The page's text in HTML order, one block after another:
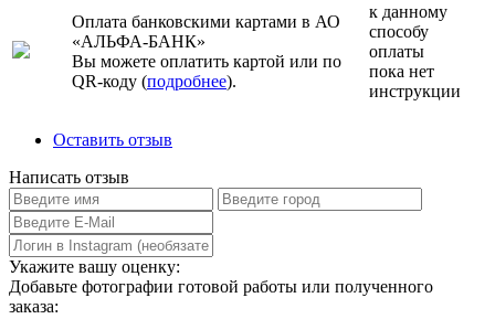
Оплата банковскими картами в АО
«АЛЬФА-БАНК»
Вы можете оплатить картой или по
QR-коду (подробнее).
к данному
способу
оплаты
пока нет
инструкции
Оставить отзыв
Написать отзыв
Укажите вашу оценку:
Добавьте фотографии готовой работы или полученного
заказа: